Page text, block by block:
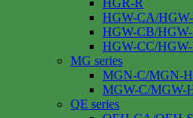
HGW-CA/
HGW-CB/
HGW-CC/
MG series
MGN-C/MGN-H
MGW-C/MGW-
QE series